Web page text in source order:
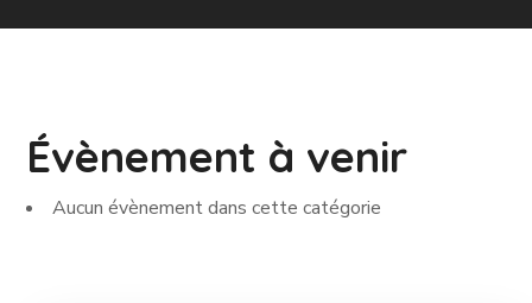
Évènement à venir
Aucun évènement dans cette catégorie